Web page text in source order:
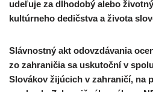
udeľuje za dlhodobý alebo
kultúrneho dedičstva a života
Slávnostný akt odovzdávania
zo zahraničia sa uskutoční v
Slovákov žijúcich v zahraničí, na